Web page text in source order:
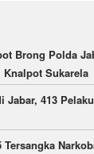
Brong Polda
Knalpot Sukarela
Jabar, 413